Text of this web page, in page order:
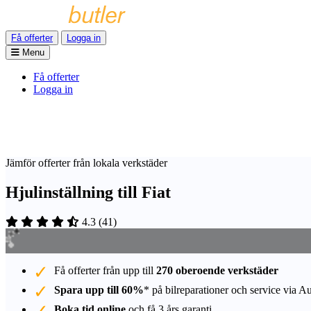
Få offerter
Logga in
Menu
Få offerter
Logga in
Jämför offerter från lokala verkstäder
Hjulinställning till Fiat
4.3 (41)
Få offerter från upp till 270 oberoende verkstäder
Spara upp till 60%* på bilreparationer och service via